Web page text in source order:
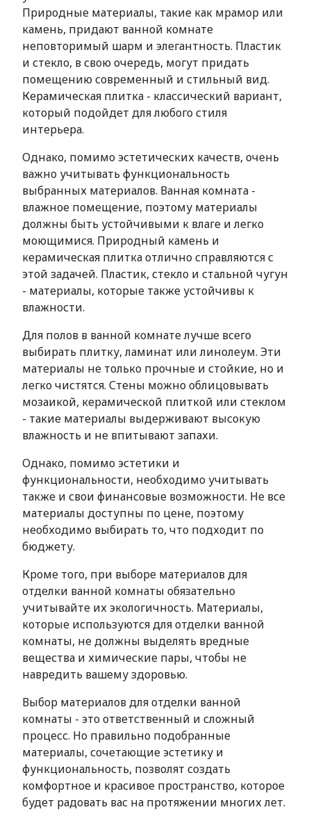
Природные материалы, такие как мрамор или
камень, придают ванной комнате
неповторимый шарм и элегантность. Пластик
и стекло, в свою очередь, могут придать
помещению современный и стильный вид.
Керамическая плитка - классический вариант,
который подойдет для любого стиля
интерьера.
Однако, помимо эстетических качеств, очень
важно учитывать функциональность
выбранных материалов. Ванная комната -
влажное помещение, поэтому материалы
должны быть устойчивыми к влаге и легко
моющимися. Природный камень и
керамическая плитка отлично справляются с
этой задачей. Пластик, стекло и стальной чугун
- материалы, которые также устойчивы к
влажности.
Для полов в ванной комнате лучше всего
выбирать плитку, ламинат или линолеум. Эти
материалы не только прочные и стойкие, но и
легко чистятся. Стены можно облицовывать
мозаикой, керамической плиткой или стеклом
- такие материалы выдерживают высокую
влажность и не впитывают запахи.
Однако, помимо эстетики и
функциональности, необходимо учитывать
также и свои финансовые возможности. Не все
материалы доступны по цене, поэтому
необходимо выбирать то, что подходит по
бюджету.
Кроме того, при выборе материалов для
отделки ванной комнаты обязательно
учитывайте их экологичность. Материалы,
которые используются для отделки ванной
комнаты, не должны выделять вредные
вещества и химические пары, чтобы не
навредить вашему здоровью.
Выбор материалов для отделки ванной
комнаты - это ответственный и сложный
процесс. Но правильно подобранные
материалы, сочетающие эстетику и
функциональность, позволят создать
комфортное и красивое пространство, которое
будет радовать вас на протяжении многих лет.